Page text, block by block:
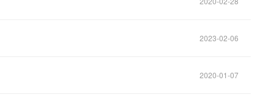
2023-02-06
2020-01-07